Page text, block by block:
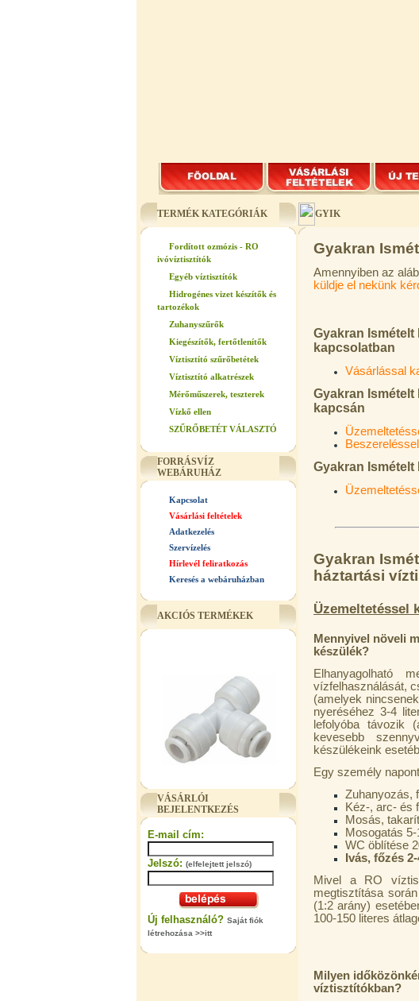
TERMÉK KATEGÓRIÁK
Fordított ozmózis - RO
ivóvíztisztítók
Egyéb víztisztítók
Hidrogénes vizet készítők és
tartozékok
Zuhanyszűrők
Kiegészítők, fertőtlenítők
Víztisztító szűrőbetétek
Víztisztító alkatrészek
Mérőműszerek, teszterek
Vízkő ellen
SZŰRŐBETÉT VÁLASZTÓ
FORRÁSVÍZ
WEBÁRUHÁZ
Kapcsolat
Vásárlási feltételek
Adatkezelés
Szervízelés
Hírlevél feliratkozás
Keresés a webáruházban
AKCIÓS TERMÉKEK
360,-Ft
320,-Ft
---------
VÁSÁRLÓI
BEJELENTKEZÉS
E-mail cím:
Jelszó: (elfelejtett jelszó)
Új felhasználó? Saját fiók
létrehozása >>itt
GYIK
Gyakran
Amennyiben az
küldje el nekünk
Gyakran Ismételt
kapcsolatban
Vásárlással
Gyakran
kapcsán
Gyakran
Gyakran
háztartási
Üzemeltetéssel
Mennyivel növeli
készülék?
Elhanyagolható
vízfelhasználását,
(amelyek
nyeréséhez 3-4
lefolyóba távozik
kevesebb
készülékeink
Egy személy
Zuhanyozás,
Kéz-, arc- és
Mosás,
Mosogatás 5-
WC öblítése
Ivás, főzés
Mivel a RO
megtisztítása
(1:2 arány)
100-150 literes
Milyen
víztisztítókban?